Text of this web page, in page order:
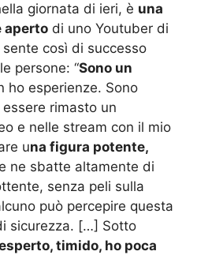
giornata di ieri, è una
aperto di uno Youtuber di
così di successo
persone: “Sono un
ho esperienze. Sono
rimasto un
e nelle stream con il mio
una figura potente,
ne sbatte altamente di
senza peli sulla
può percepire questa
sicurezza. […] Sotto
timido, ho poca